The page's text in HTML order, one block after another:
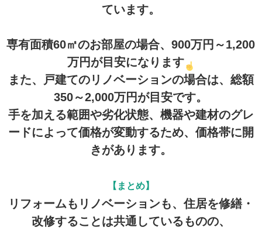
ています。
専有面積60㎡のお部屋の場合、900万円～1,200
万円が目安になります
また、戸建てのリノベーションの場合は、総額
350～2,000万円が目安です。
手を加える範囲や劣化状態、機器や建材のグレ
ードによって価格が変動するため、価格帯に開
きがあります。
【まとめ】
リフォームもリノベーションも、住居を修繕・
改修することは共通しているものの、